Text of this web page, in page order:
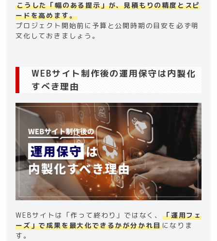
こうした「幅のある提示」が、見積もりの精度とスピ
ードを高めます。
プロジェクト開始前に予算と公開時期の目安を必ず明
文化しておきましょう。
WEBサイト制作後の運用保守は内製化
すべき理由
WEBサイトは「作って終わり」ではなく、「運用フェ
ーズ」で成果を最大化できるかが分かれ目になりま
す。